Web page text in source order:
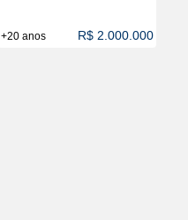
+20 anos R$ 2.000.000